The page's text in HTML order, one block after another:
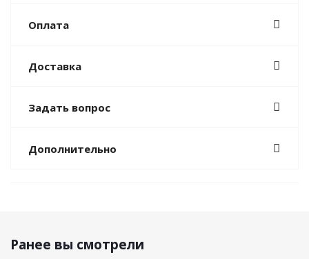
Оплата
Доставка
Задать вопрос
Дополнительно
Ранее вы смотрели